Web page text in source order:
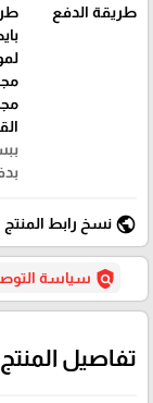
طريقة الدفع
القدس:
public نسخ رابط المنتج
policy سياسة
تفاصيل المنتج